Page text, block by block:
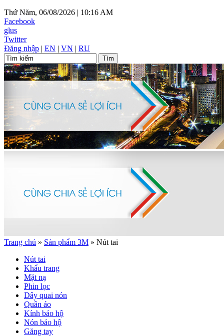
Thứ Năm, 06/08/2026 | 10:16 AM
Facebook
glus
Twitter
Đăng nhập | EN | VN | RU
Trang chủ » Sản phẩm 3M » Nút tai
Nút tai
Khẩu trang
Mặt nạ
Phin lọc
Dây quai nón
Quần áo
Kính bảo hộ
Nón bảo hộ
Găng tay